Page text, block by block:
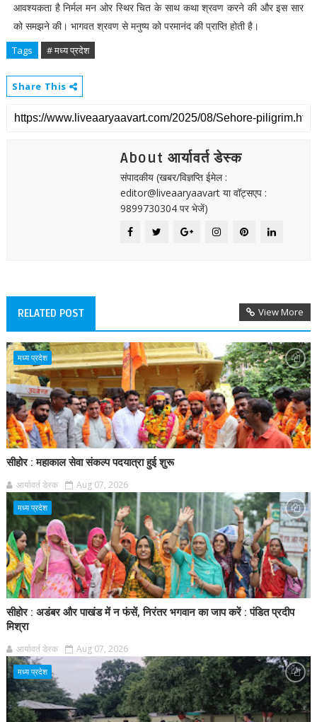
आवश्यकता है निर्मल मन ओर स्थिर चित के साथ कथा श्रवण करने की और इस सार
को समझने की। भागवत श्रवण से मनुष्य को परमानंद की प्राप्ति होती है।
Tags # मध्य प्रदेश
Share This
About आर्यावर्त डेस्क
संपादकीय (खबर/विज्ञप्ति ईमेल :
editor@liveaaryaavart या वॉट्सएप :
9899730304 पर भेजें)
RELATED POST View More
मध्य प्रदेश
सीहोर : महाकाल सेवा संकल्प पदयात्रा हुई शुरू
आर्यावर्त डेस्क Aug 07, 2026
मध्य प्रदेश
सीहोर : अडंबर और पाखंड में न फंसें, निरंतर भगवान का जाप करें : पंडित प्रदीप
मिश्रा
आर्यावर्त डेस्क Aug 07, 2026
मध्य प्रदेश